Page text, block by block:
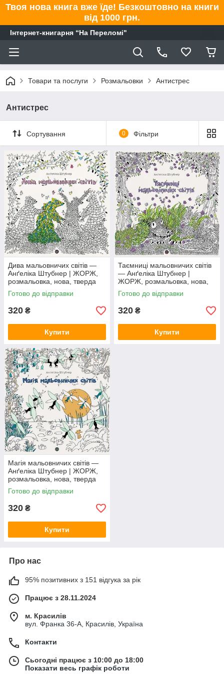
Твоя нова книга вже їде! Безкоштовно на книги
від 1000 грн.
Інтернет-книгарня “На Переломі"
Товари та послуги Розмальовки Антистрес
Антистрес
Сортування 0 Фільтри
Дива мальовничих світів —
Анґеліка Штубнер | ЖОРЖ,
розмальовка, нова, тверда
Готово до відправки
320 ₴
Купити
Таємниці мальовничих світів
— Анґеліка Штубнер |
ЖОРЖ, розмальовка, нова,
тверда
Готово до відправки
320 ₴
Купити
Магія мальовничих світів —
Анґеліка Штубнер | ЖОРЖ,
розмальовка, нова, тверда
Готово до відправки
320 ₴
Купити
Про нас
95% позитивних з 151 відгука за рік
Працює з 28.11.2024
м. Красилів
вул. Франка 36-А, Красилів, Україна
Контакти
Сьогодні працює з 10:00 до 18:00
Показати весь графік роботи